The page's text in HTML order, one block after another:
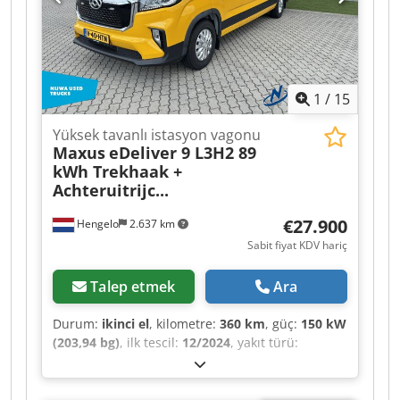
retarder, 2023 model 331.000 km ZF Intarder
(motor freni) 315/70 lastikler Çift yakıt deposu
Spoiler, çamurluklar, yan etekler Park kliması
Crjdpfx Aoztanlobzof Buzdolabı bölmesi +
çekmece Rahat yatak Çift ranza Dönebilen
sürücü koltuğu
1 / 15
Hengelo 2.637 km
Yüksek tavanlı istasyon vagonu
MaxuseDeliver 9 L3H2 89
kWh Trekhaak +
Achteruitrijc...
€27.900
Sabit fiyat KDV hariç
Talep etmek Ara
Durum: ikinci el, kilometre: 360 km, güç: 150 kW
(203,94 bg), ilk tescil: 12/2024, yakıt türü:
, dingil konfigürasyonu:
mesafesi:3.760 mm, yakıt:elektrik, renk:beyaz,